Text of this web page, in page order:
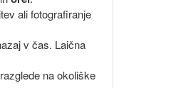
ali fotografiranje
v čas. Laična
na okoliške